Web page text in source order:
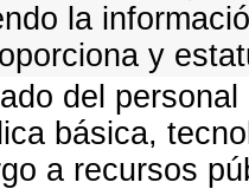
la
y
del
básica,
a recursos